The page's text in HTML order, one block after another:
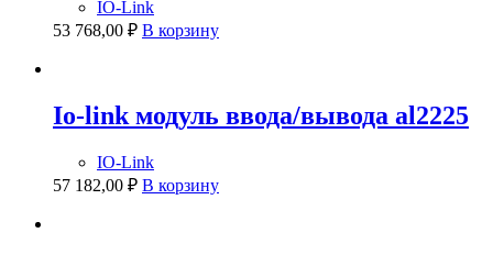
IO-Link
53 768,00 ₽ В корзину
Io-link модуль ввода/вывода al2225
IO-Link
57 182,00 ₽ В корзину